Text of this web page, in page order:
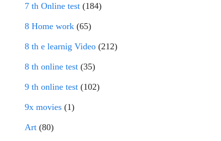
7 th Online test (184)
8 Home work (65)
8 th e learnig Video (212)
8 th online test (35)
9 th online test (102)
9x movies (1)
Art (80)